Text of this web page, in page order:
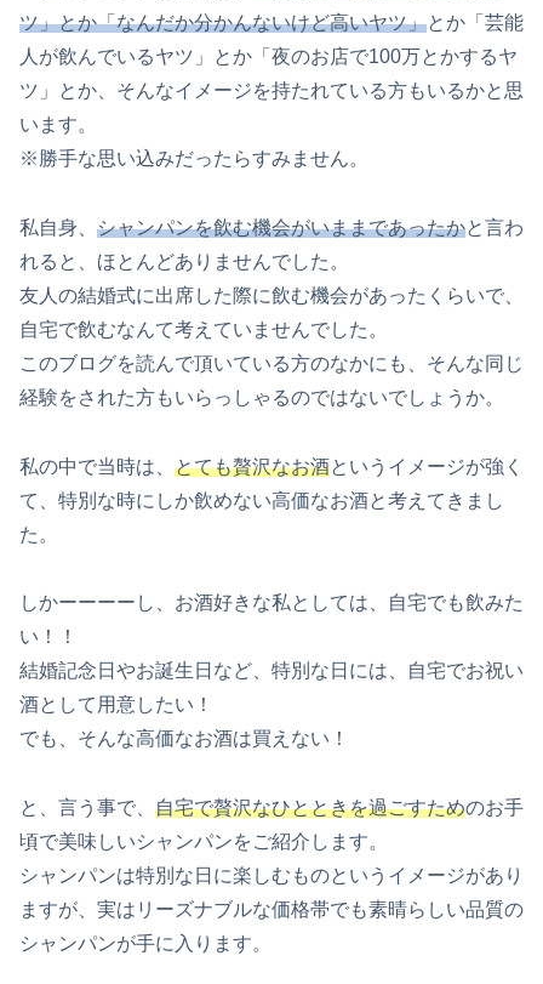
ツ」とか「なんだか分かんないけど高いヤツ」とか「芸能
人が飲んでいるヤツ」とか「夜のお店で100万とかするヤ
ツ」とか、そんなイメージを持たれている方もいるかと思
います。
※勝手な思い込みだったらすみません。
私自身、 シャンパンを飲む機会がいままであったかと言わ
れると、ほとんどありませんでした。
友人の結婚式に出席した際に飲む機会があったくらいで、
自宅で飲むなんて考えていませんでした。
このブログを読んで頂いている方のなかにも、そんな同じ
経験をされた方もいらっしゃるのではないでしょうか。
私の中で当時は、 とても贅沢なお酒というイメージが強く
て、特別な時にしか飲めない高価なお酒と考えてきまし
た。
しかーーーーし、お酒好きな私としては、自宅でも飲みた
い！！
結婚記念日やお誕生日など、特別な日には、自宅でお祝い
酒として用意したい！
でも、そんな高価なお酒は買えない！
と、言う事で、 自宅で贅沢なひとときを過ごすためのお手
頃で美味しいシャンパンをご紹介します。
シャンパンは特別な日に楽しむものというイメージがあり
ますが、実はリーズナブルな価格帯でも素晴らしい品質の
シャンパンが手に入ります。